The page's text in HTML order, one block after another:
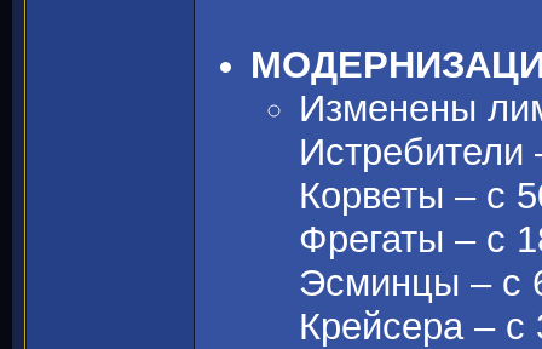
Изменены
Истребители
Корветы – с
Фрегаты – с
Эсминцы – с
Крейсера – с